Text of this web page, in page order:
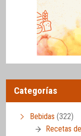
Categorías
Bebidas (322)
Recetas